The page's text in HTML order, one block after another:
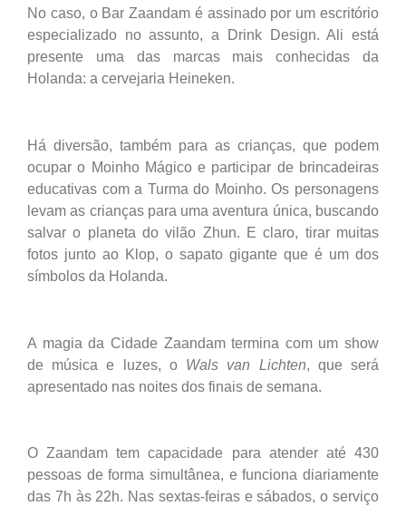
No caso, o Bar Zaandam é assinado por um escritório
especializado no assunto, a Drink Design. Ali está
presente uma das marcas mais conhecidas da
Holanda: a cervejaria Heineken.
Há diversão, também para as crianças, que podem
ocupar o Moinho Mágico e participar de brincadeiras
educativas com a Turma do Moinho. Os personagens
levam as crianças para uma aventura única, buscando
salvar o planeta do vilão Zhun. E claro, tirar muitas
fotos junto ao Klop, o sapato gigante que é um dos
símbolos da Holanda.
A magia da Cidade Zaandam termina com um show
de música e luzes, o Wals van Lichten, que será
apresentado nas noites dos finais de semana.
O Zaandam tem capacidade para atender até 430
pessoas de forma simultânea, e funciona diariamente
das 7h às 22h. Nas sextas-feiras e sábados, o serviço